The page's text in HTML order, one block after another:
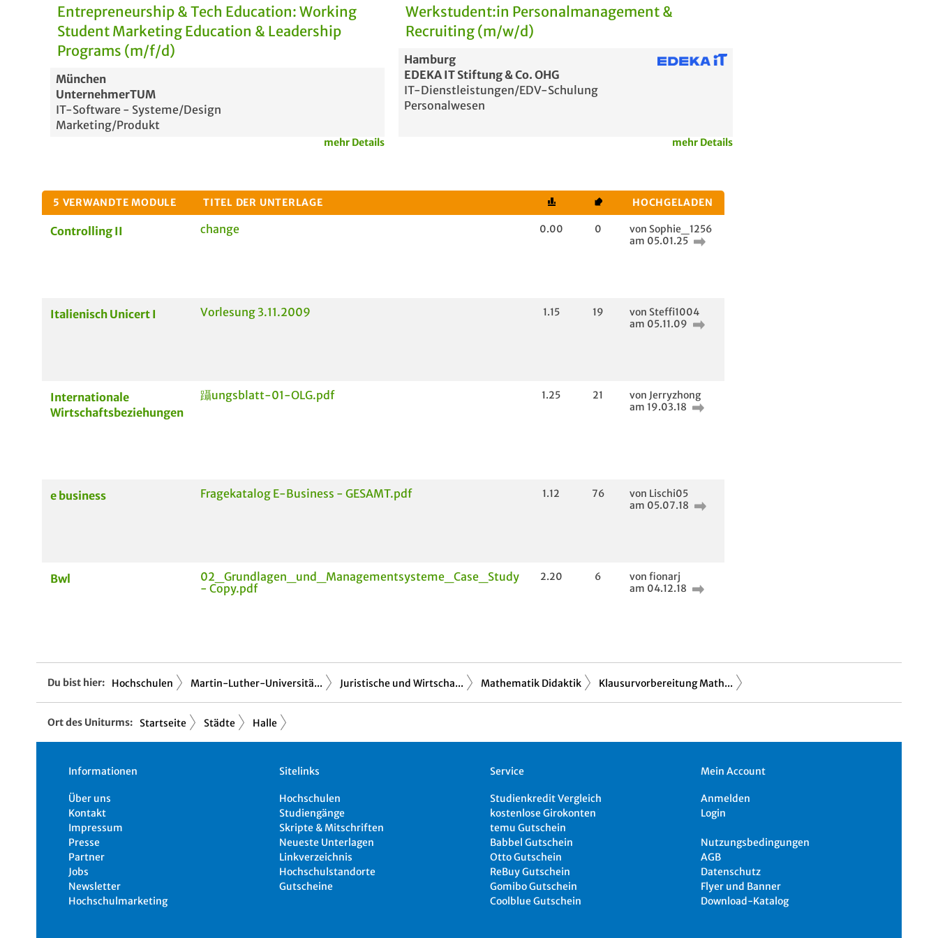
Entrepreneurship & Tech Education: Working
Student Marketing Education & Leadership
Programs (m/f/d)
München
UnternehmerTUM
IT-Software - Systeme/Design
Marketing/Produkt
mehr Details
Werkstudent:in Personalmanagement &
Recruiting (m/w/d)
Hamburg
EDEKA IT Stiftung & Co. OHG
IT-Dienstleistungen/EDV-Schulung
Personalwesen
mehr Details
5 VERWANDTE MODULE TITEL DER UNTERLAGE HOCHGELADEN
Controlling II change 0.00 0
von Sophie_1256
am 05.01.25
Italienisch Unicert I Vorlesung 3.11.2009 1.15 19
von Steffi1004
am 05.11.09
Internationale
Wirtschaftsbeziehungen
躡ungsblatt-01-OLG.pdf 1.25 21
von Jerryzhong
am 19.03.18
e business Fragekatalog E-Business - GESAMT.pdf 1.12 76
von Lischi05
am 05.07.18
Bwl
02_Grundlagen_und_Managementsysteme_Case_Study
- Copy.pdf
2.20 6
von fionarj
am 04.12.18
Du bist hier: Hochschulen Martin-Luther-Universitä... Juristische und Wirtscha... Mathematik Didaktik Klausurvorbereitung Math...
Ort des Uniturms: Startseite Städte Halle
Informationen
Über uns
Kontakt
Impressum
Presse
Partner
Jobs
Newsletter
Hochschulmarketing
Sitelinks
Hochschulen
Studiengänge
Skripte & Mitschriften
Neueste Unterlagen
Linkverzeichnis
Hochschulstandorte
Gutscheine
Service
Studienkredit Vergleich
kostenlose Girokonten
temu Gutschein
Babbel Gutschein
Otto Gutschein
ReBuy Gutschein
Gomibo Gutschein
Coolblue Gutschein
Mein Account
Anmelden
Login
Nutzungsbedingungen
AGB
Datenschutz
Flyer und Banner
Download-Katalog